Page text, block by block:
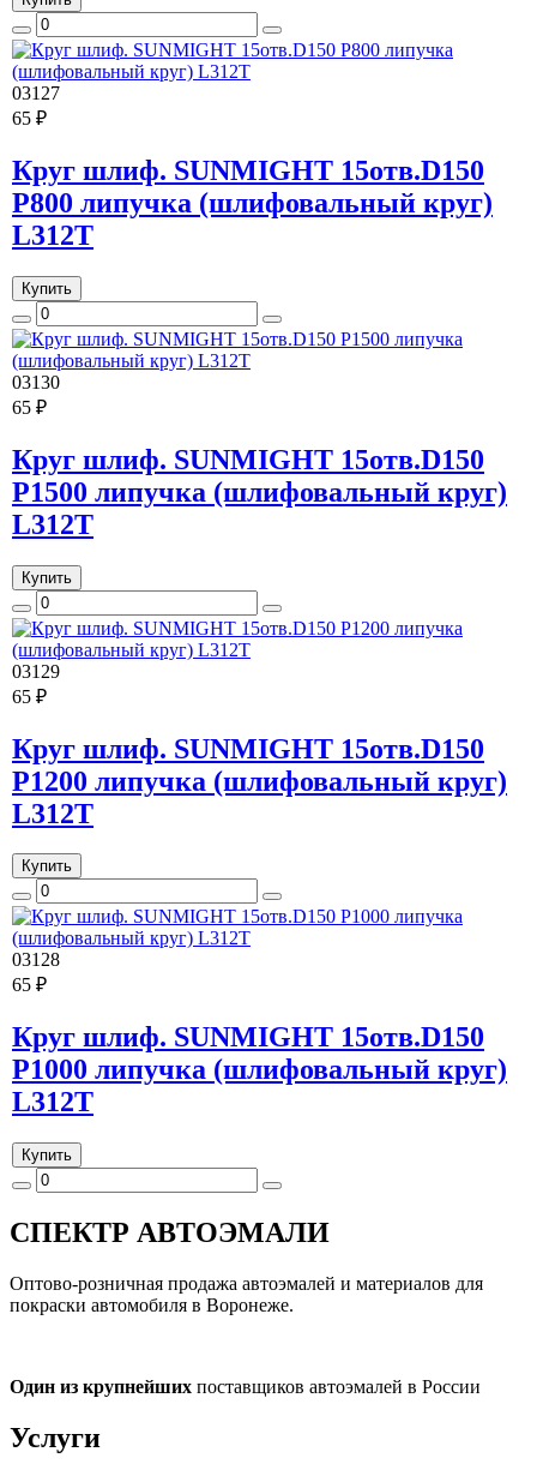
03127
65 ₽
Круг шлиф. SUNMIGHT 15отв.D150
Р800 липучка (шлифовальный круг)
L312T
Купить
03130
65 ₽
Круг шлиф. SUNMIGHT 15отв.D150
Р1500 липучка (шлифовальный круг)
L312T
Купить
03129
65 ₽
Круг шлиф. SUNMIGHT 15отв.D150
Р1200 липучка (шлифовальный круг)
L312T
Купить
03128
65 ₽
Круг шлиф. SUNMIGHT 15отв.D150
Р1000 липучка (шлифовальный круг)
L312T
Купить
СПЕКТР АВТОЭМАЛИ
Оптово-розничная продажа автоэмалей и материалов для
покраски автомобиля в Воронеже.
Один из крупнейших поставщиков автоэмалей в России
Услуги